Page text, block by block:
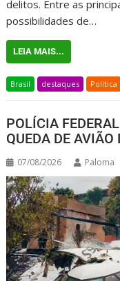
delitos. Entre as
possibilidades de…
LEIA MAIS...
Brasil destaques Política
POLÍCIA
QUEDA DE AVIÃO
07/08/2026 Paloma